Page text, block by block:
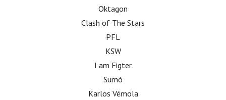
Oktagon
Clash of The Stars
PFL
KSW
I am Figter
Sumó
Karlos Vémola